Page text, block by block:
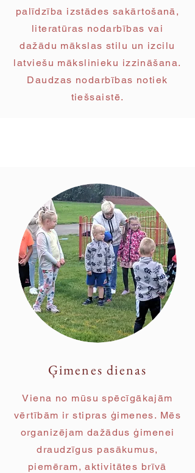
palīdzība izstādes sakārtošanā,
literatūras nodarbības vai
dažādu mākslas stilu un izcilu
latviešu mākslinieku izzināšana.
Daudzas nodarbības notiek
tiešsaistē.
Ģimenes dienas
Viena no mūsu spēcīgākajām
vērtībām ir stipras ģimenes. Mēs
organizējam dažādus ģimenei
draudzīgus pasākumus,
piemēram, aktivitātes brīvā